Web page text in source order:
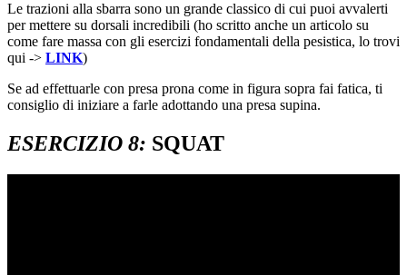
Le trazioni alla sbarra sono un grande classico di cui puoi avvalerti
per mettere su dorsali incredibili (ho scritto anche un articolo su
come fare massa con gli esercizi fondamentali della pesistica, lo trovi
qui -> LINK)
Se ad effettuarle con presa prona come in figura sopra fai fatica, ti
consiglio di iniziare a farle adottando una presa supina.
ESERCIZIO 8: SQUAT